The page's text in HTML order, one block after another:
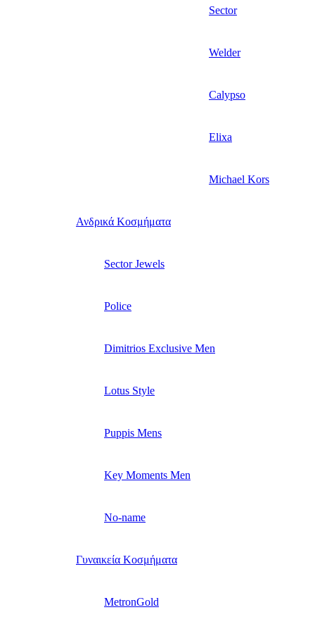
Sector
Welder
Calypso
Elixa
Michael Kors
Ανδρικά Κοσμήματα
Sector Jewels
Police
Dimitrios Exclusive Men
Lotus Style
Puppis Mens
Key Moments Men
No-name
Γυναικεία Κοσμήματα
MetronGold